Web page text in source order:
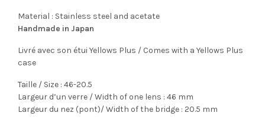
Material : Stainless steel and acetate
Handmade in Japan
Livré avec son étui Yellows Plus / Comes with a Yellows Plus
case
Taille / Size : 46-20.5
Largeur d’un verre / Width of one lens : 46 mm
Largeur du nez (pont)/ Width of the bridge : 20.5 mm